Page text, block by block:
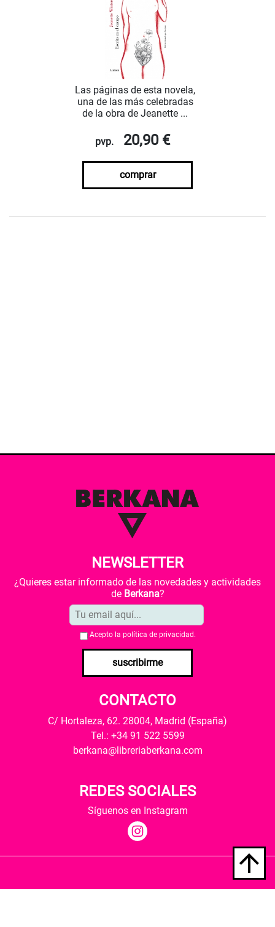
Las páginas de esta novela,
una de las más celebradas
de la obra de Jeanette ...
pvp. 20,90 €
comprar
NEWSLETTER
¿Quieres estar informado de las novedades y actividades
de Berkana?
Acepto la política de privacidad .
suscribirme
CONTACTO
C/ Hortaleza, 62. 28004, Madrid (España)
Tel.: +34 91 522 5599
berkana@libreriaberkana.com
REDES SOCIALES
Síguenos en Instagram